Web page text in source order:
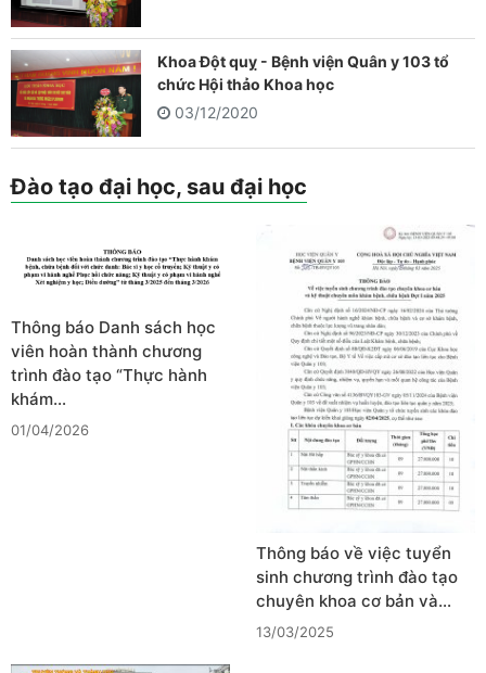
Khoa Đột quỵ - Bệnh viện Quân y 103 tổ
chức Hội thảo Khoa học
03/12/2020
Đào tạo đại học, sau đại học
Thông báo Danh sách học
viên hoàn thành chương
trình đào tạo “Thực hành
khám…
01/04/2026
Thông báo về việc tuyển
sinh chương trình đào tạo
chuyên khoa cơ bản và…
13/03/2025